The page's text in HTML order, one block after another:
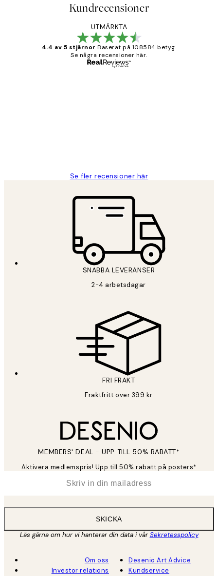
Kundrecensioner
UTMÄRKTA
4.4 av 5 stjärnor Baserat på 108584 betyg.
Se några recensioner här.
Se fler recensioner här
SNABBA LEVERANSER
2-4 arbetsdagar
FRI FRAKT
Fraktfritt över 399 kr
MEMBERS' DEAL - UPP TILL 50% RABATT*
Aktivera medlemspris! Upp till 50% rabatt på posters*
SKICKA
Läs gärna om hur vi hanterar din data i vårSekretesspolicy
Om oss
Investor relations
Desenio Art Advice
Kundservice